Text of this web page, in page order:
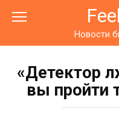
Новости
«Детектор
вы пройти